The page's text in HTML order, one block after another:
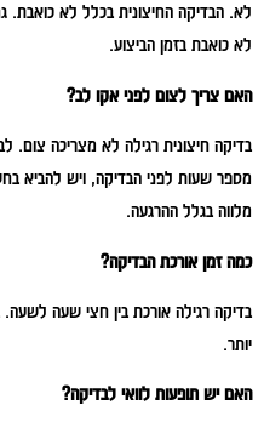
לא כואבת בזמן הביצוע.
האם צריך לצום לפני אקו לב?
מספר שעות לפני הבדיקה, ויש להביא
מלווה בגלל ההרגעה.
כמה זמן אורכת הבדיקה?
בדיקה רגילה אורכת בין חצי שעה
יותר.
האם יש תופעות לוואי לבדיקה?